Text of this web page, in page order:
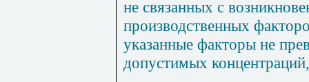
не связанных с
производственных
указанные факторы не
допустимых